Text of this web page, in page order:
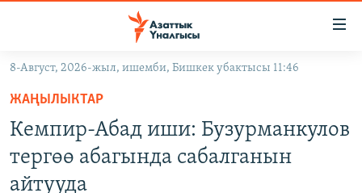
Навигацияга
өтүңүз
Издөөгө
салыңызКЫРГЫЗСТАН
САЯСАТ
ДҮЙНӨ
УКРАИНА
8-Август, 2026-жыл, ишемби, Бишкек убактысы 11:46
ЖАҢЫЛЫКТАР
Кемпир-Абад иши: Бузурманкулов
тергөө абагында сабалганын
айтууда